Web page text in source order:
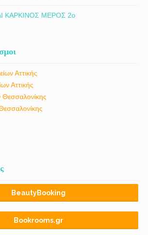
ΚΑΡΚΙΝΟΣ ΜΕΡΟΣ 2ο
Αττικής
Αττικής
BeautyBooking
Bookrooms.gr